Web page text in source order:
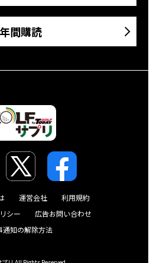
年間購読
運営会社
利用規約
シー
広告お問い合わせ
通知の解除方法